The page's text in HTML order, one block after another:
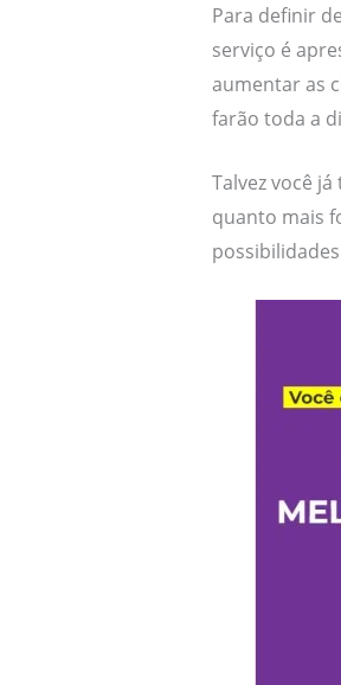
Para definir
serviço é
aumentar as
farão toda a
Talvez você
quanto mais